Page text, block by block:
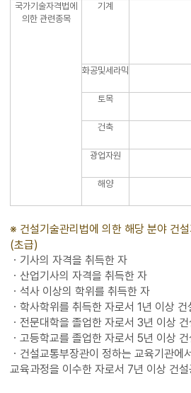
국가기술자격법에
의한 관련종목
기계
화공및세라믹
토목
건축
광업자원
해양
※ 건설기술관리법에 의한 해당 분야 건
(초급)
ㆍ기사의 자격을 취득한 자
ㆍ산업기사의 자격을 취득한 자
ㆍ석사 이상의 학위를 취득한 자
ㆍ학사학위를 취득한 자로서 1년 이상
ㆍ전문대학을 졸업한 자로서 3년 이상
ㆍ고등학교를 졸업한 자로서 5년 이상
ㆍ건설교통부장관이 정하는 교육기관에
교육과정을 이수한 자로서 7년 이상 건